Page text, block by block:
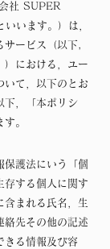
社 SUPER
います。）は，
サービス（以下,
）における，ユー
いて，以下のとお
下，「本ポリシ
。
保護法にいう「個
存する個人に関す
含まれる氏名，生
絡先その他の記述
きる情報及び容